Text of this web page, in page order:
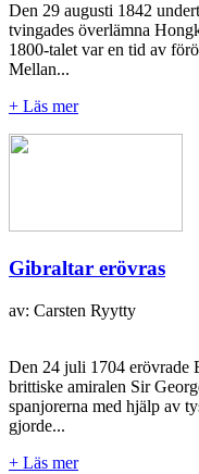
Den 29 augusti 1842
tvingades överlämna
1800-talet var en tid av
Mellan...
+ Läs mer
Gibraltar erövras
av: Carsten Ryytty
Den 24 juli 1704 erövrade
brittiske amiralen Sir
spanjorerna med hjälp av
gjorde...
+ Läs mer